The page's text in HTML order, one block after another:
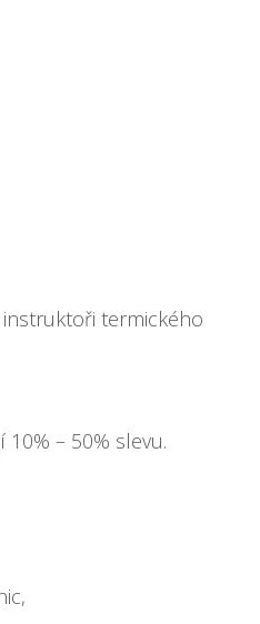
termického
10% – 50% slevu.